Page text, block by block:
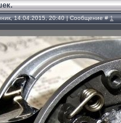
14.04.2015, 20:40 | Сообщение #1